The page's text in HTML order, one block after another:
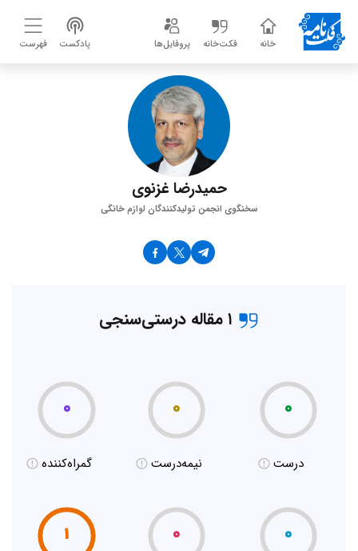
خانه فکت‌خانه پروفایل‌ها پادکست فهرست
حمیدرضا غزنوی
سخنگوی انجمن تولیدکنندگان لوازم خانگی
۱ مقاله درستی‌سنجی
۰
درست
۰
نیمه‌درست
۰
گمراه‌کننده
۰ ۰ ۱